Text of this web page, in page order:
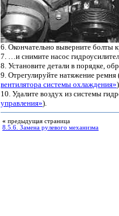
6. Окончательно выверните болты
7. …и снимите насос
8. Установите детали в порядке,
9. Отрегулируйте натяжение
вентилятора системы охлаждения»
10. Удалите воздух из системы
управления»).
« предыдущая страница
8.5.6. Замена рулевого механизма